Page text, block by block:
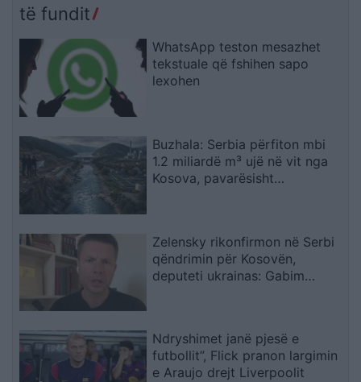
të fundit
WhatsApp teston mesazhet
tekstuale që fshihen sapo
lexohen
Buzhala: Serbia përfiton mbi
1.2 miliardë m³ ujë në vit nga
Kosova, pavarësisht
Zelensky rikonfirmon në Serbi
qëndrimin për Kosovën,
deputeti ukrainas: Gabim
Ndryshimet janë pjesë e
futbollit”, Flick pranon largimin
e Araujo drejt Liverpoolit